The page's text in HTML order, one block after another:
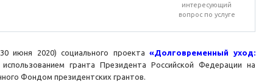
интересующий
вопрос по услуге
июня 2020) социального проекта«Долговременный уход:
гранта Президента Российской Федерации на
Фондом президентских грантов.